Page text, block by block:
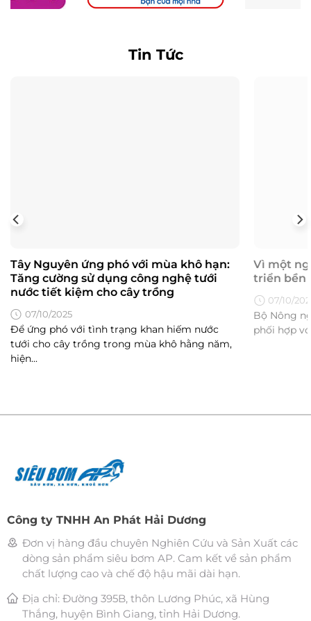
Tin Tức
Tây Nguyên ứng phó với mùa khô hạn:
Tăng cường sử dụng công nghệ tưới
nước tiết kiệm cho cây trồng
07/10/2025
Để ứng phó với tình trạng khan hiếm nước
tưới cho cây trồng trong mùa khô hằng năm,
hiện...
Vì một
triển bền
07/10/
Bộ Nông
phối hợp
Công ty TNHH An Phát Hải Dương
Đơn vị hàng đầu chuyên Nghiên Cứu và Sản Xuất các
dòng sản phẩm siêu bơm AP. Cam kết về sản phẩm
chất lượng cao và chế độ hậu mãi dài hạn.
Địa chỉ: Đường 395B, thôn Lương Phúc, xã Hùng
Thắng, huyện Bình Giang, tỉnh Hải Dương.